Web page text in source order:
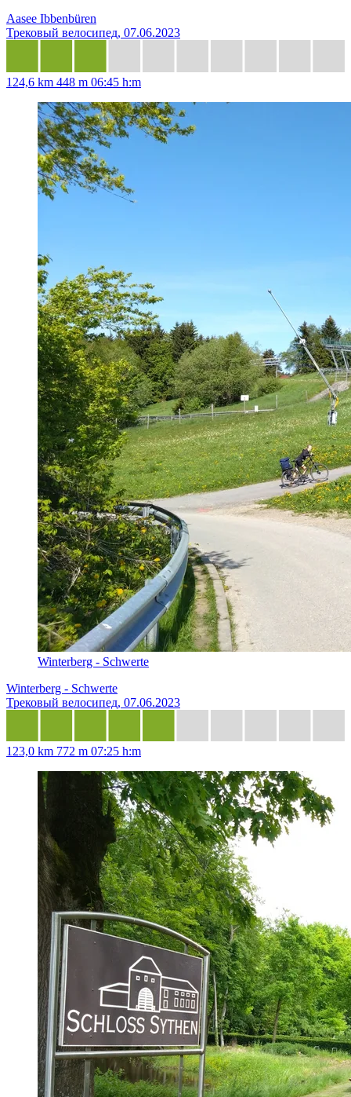
Aasee Ibbenbüren
Трековый велосипед, 07.06.2023
124,6 km 448 m 06:45 h:m
Winterberg - Schwerte
Winterberg - Schwerte
Трековый велосипед, 07.06.2023
123,0 km 772 m 07:25 h:m